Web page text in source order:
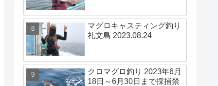
マグロキャスティング釣り
礼文島 2023.08.24
クロマグロ釣り 2023年6月
18日～6月30日まで採捕禁